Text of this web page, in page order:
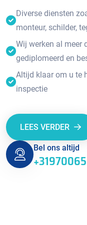
Diverse diensten
monteur, schilder,
Wij werken al meer
gediplomeerd en
Altijd klaar om u te
inspectie
LEES VERDER
Bel ons altijd